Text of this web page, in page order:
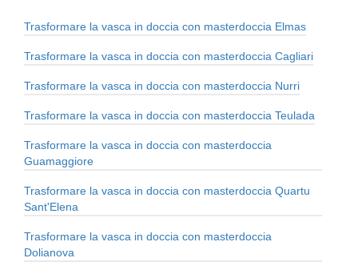
Trasformare la vasca in doccia con masterdoccia Elmas
Trasformare la vasca in doccia con masterdoccia Cagliari
Trasformare la vasca in doccia con masterdoccia Nurri
Trasformare la vasca in doccia con masterdoccia Teulada
Trasformare la vasca in doccia con masterdoccia
Guamaggiore
Trasformare la vasca in doccia con masterdoccia Quartu
Sant'Elena
Trasformare la vasca in doccia con masterdoccia
Dolianova